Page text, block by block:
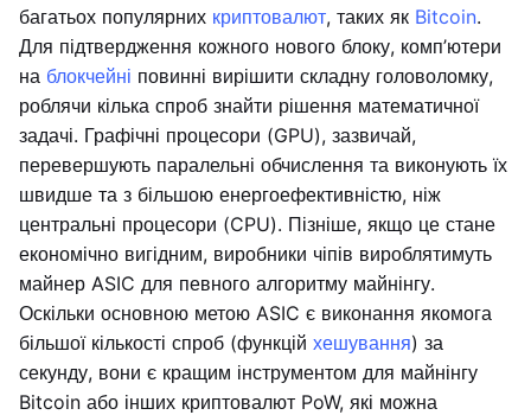
багатьох популярних криптовалют, таких як Bitcoin.
Для підтвердження кожного нового блоку, комп’ютери
на блокчейні повинні вирішити складну головоломку,
роблячи кілька спроб знайти рішення математичної
задачі. Графічні процесори (GPU), зазвичай,
перевершують паралельні обчислення та виконують їх
швидше та з більшою енергоефективністю, ніж
центральні процесори (CPU). Пізніше, якщо це стане
економічно вигідним, виробники чіпів вироблятимуть
майнер ASIC для певного алгоритму майнінгу.
Оскільки основною метою ASIC є виконання якомога
більшої кількості спроб (функцій хешування) за
секунду, вони є кращим інструментом для майнінгу
Bitcoin або інших криптовалют PoW, які можна